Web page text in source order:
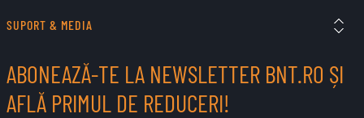
SUPORT & MEDIA
ABONEAZĂ-TE LA NEWSLETTER BNT.RO ȘI
AFLĂ PRIMUL DE REDUCERI!